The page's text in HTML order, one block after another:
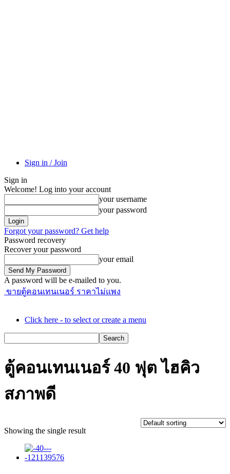
Sign in / Join
Sign in
Welcome! Log into your account
your username
your password
Forgot your password? Get help
Password recovery
Recover your password
your email
A password will be e-mailed to you.
ขายตู้คอนเทนเนอร์ ราคาไม่แพง
Click here - to select or create a menu
ตู้คอนเทนเนอร์ 40 ฟุต ไฮคิว
สภาพดี
Showing the single result